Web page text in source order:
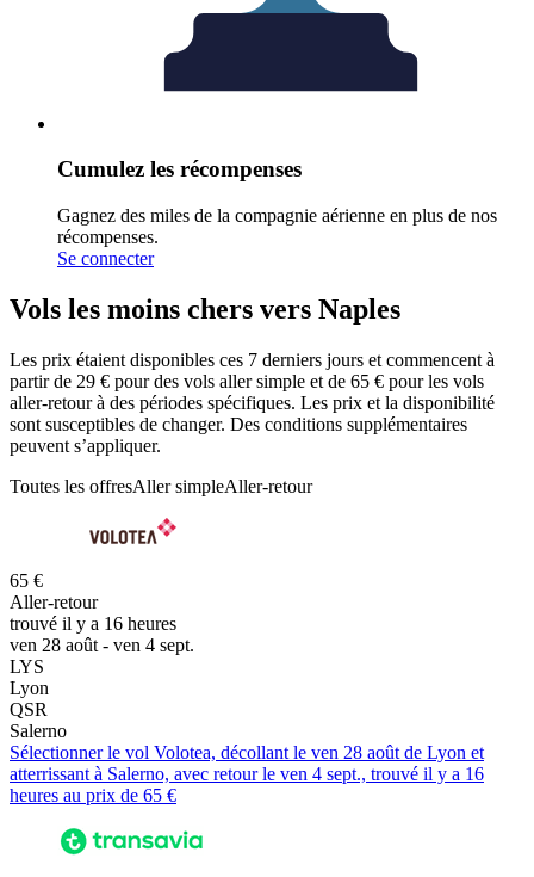
Cumulez les récompenses
Gagnez des miles de la compagnie aérienne en plus de nos
récompenses.
Se connecter
Vols les moins chers vers Naples
Les prix étaient disponibles ces 7 derniers jours et commencent à
partir de 29 € pour des vols aller simple et de 65 € pour les vols
aller-retour à des périodes spécifiques. Les prix et la disponibilité
sont susceptibles de changer. Des conditions supplémentaires
peuvent s’appliquer.
Toutes les offresAller simpleAller-retour
65 €
Aller-retour
trouvé il y a 16 heures
ven 28 août - ven 4 sept.
LYS
Lyon
QSR
Salerno
Sélectionner le vol Volotea, décollant le ven 28 août de Lyon et
atterrissant à Salerno, avec retour le ven 4 sept., trouvé il y a 16
heures au prix de 65 €